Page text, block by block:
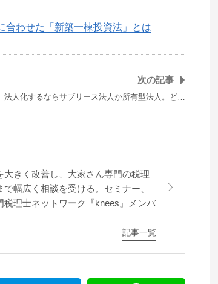
合わせた「新築一棟投資法」とは
次の記事
法人化するならサブリース法人か所有型法人。ど…
きく改善し、大家さん専門の税理
幅広く相談を受ける。セミナー、
理士ネットワーク『knees』メンバ
記事一覧